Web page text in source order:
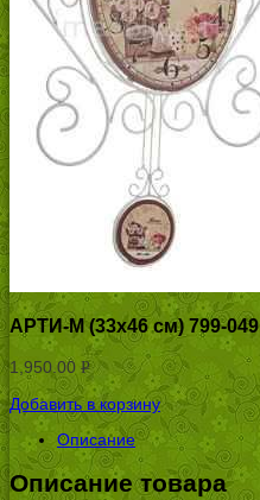
АРТИ-М (33х46 см) 799-049
1,950.00 Р
УБ.
Добавить в корзину
Описание
Описание товара